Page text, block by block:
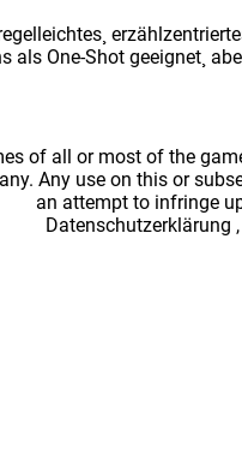
als One-Shot geeignet¸
of all or most of the
Any use on this or
an attempt to infringe
Datenschutzerklärung ,